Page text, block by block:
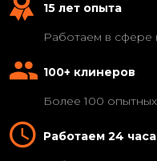
15 лет опыта
Работаем в сфере
100+ клинеров
Более 100
Работаем 24 часа